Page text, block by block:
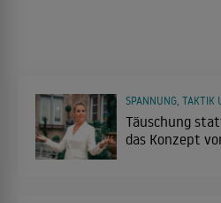
Täuschung
das Konzept
SPANNUNG, TAKTIK